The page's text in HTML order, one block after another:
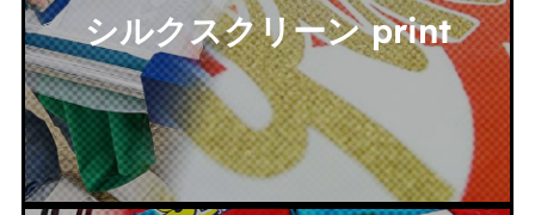
シルクスクリーン print